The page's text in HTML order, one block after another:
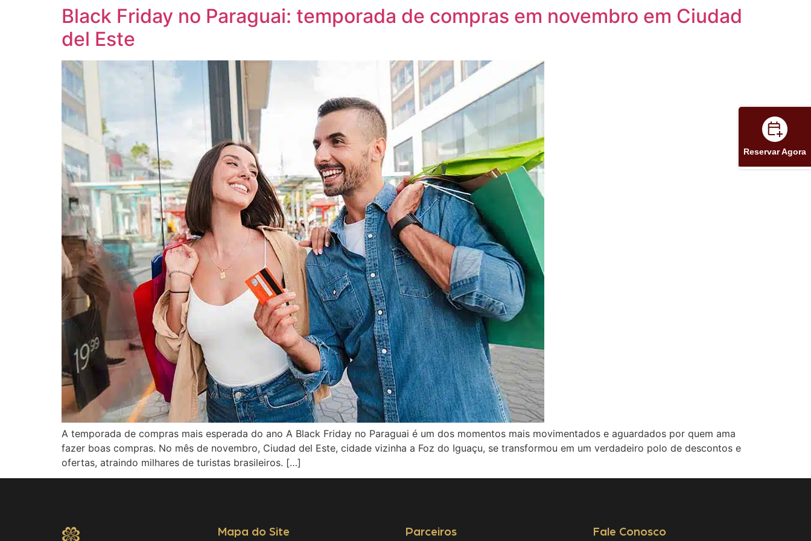
Black Friday no Paraguai: temporada de compras em novembro em Ciudad
del Este
A temporada de compras mais esperada do ano A Black Friday no Paraguai é um dos momentos mais movimentados e aguardados por quem ama
fazer boas compras. No mês de novembro, Ciudad del Este, cidade vizinha a Foz do Iguaçu, se transformou em um verdadeiro polo de descontos e
ofertas, atraindo milhares de turistas brasileiros. […]
Mapa do Site Parceiros Fale Conosco
Reservar Agora